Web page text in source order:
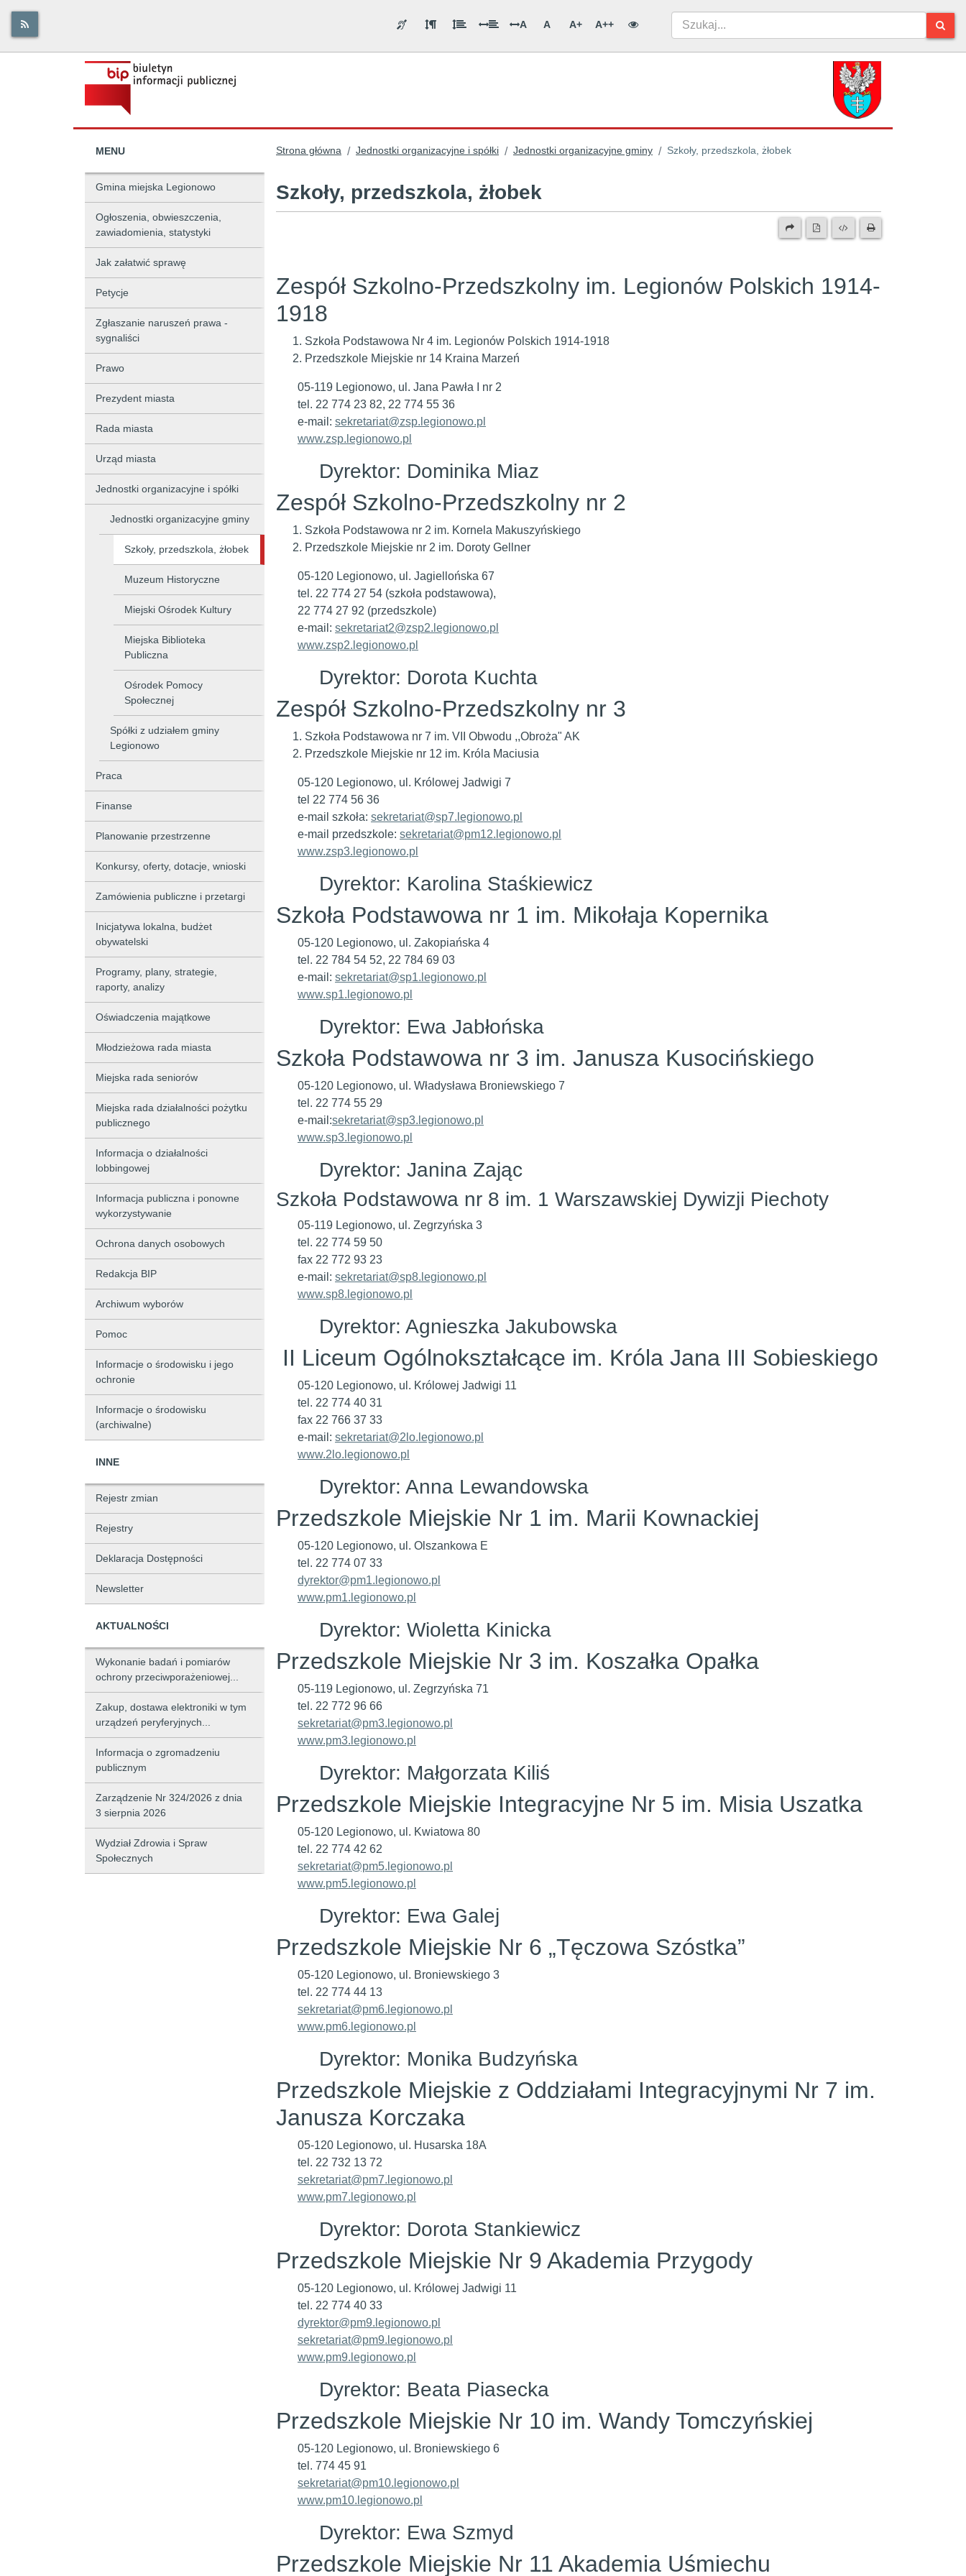
A A A+ A++
MENU
Gmina miejska Legionowo
Ogłoszenia, obwieszczenia,
zawiadomienia, statystyki
Jak załatwić sprawę
Petycje
Zgłaszanie naruszeń prawa -
sygnaliści
Prawo
Prezydent miasta
Rada miasta
Urząd miasta
Jednostki organizacyjne i spółki
Jednostki organizacyjne gminy
Szkoły, przedszkola, żłobek
Muzeum Historyczne
Miejski Ośrodek Kultury
Miejska Biblioteka
Publiczna
Ośrodek Pomocy
Społecznej
Spółki z udziałem gminy
Legionowo
Praca
Finanse
Planowanie przestrzenne
Konkursy, oferty, dotacje, wnioski
Zamówienia publiczne i przetargi
Inicjatywa lokalna, budżet
obywatelski
Programy, plany, strategie,
raporty, analizy
Oświadczenia majątkowe
Młodzieżowa rada miasta
Miejska rada seniorów
Miejska rada działalności pożytku
publicznego
Informacja o działalności
lobbingowej
Informacja publiczna i ponowne
wykorzystywanie
Ochrona danych osobowych
Redakcja BIP
Archiwum wyborów
Pomoc
Informacje o środowisku i jego
ochronie
Informacje o środowisku
(archiwalne)
INNE
Rejestr zmian
Rejestry
Deklaracja Dostępności
Newsletter
AKTUALNOŚCI
Wykonanie badań i pomiarów
ochrony przeciwporażeniowej...
Zakup, dostawa elektroniki w tym
urządzeń peryferyjnych...
Informacja o zgromadzeniu
publicznym
Zarządzenie Nr 324/2026 z dnia
3 sierpnia 2026
Wydział Zdrowia i Spraw
Społecznych
Strona główna / Jednostki organizacyjne i spółki / Jednostki organizacyjne gminy / Szkoły, przedszkola, żłobek
Szkoły, przedszkola, żłobek
Zespół Szkolno-Przedszkolny im. Legionów Polskich 1914-
1918
Szkoła Podstawowa Nr 4 im. Legionów Polskich 1914-1918
Przedszkole Miejskie nr 14 Kraina Marzeń
05-119 Legionowo, ul. Jana Pawła I nr 2
tel. 22 774 23 82, 22 774 55 36
e-mail: sekretariat@zsp.legionowo.pl
www.zsp.legionowo.pl
Dyrektor: Dominika Miaz
Zespół Szkolno-Przedszkolny nr 2
Szkoła Podstawowa nr 2 im. Kornela Makuszyńskiego
Przedszkole Miejskie nr 2 im. Doroty Gellner
05-120 Legionowo, ul. Jagiellońska 67
tel. 22 774 27 54 (szkoła podstawowa),
22 774 27 92 (przedszkole)
e-mail: sekretariat2@zsp2.legionowo.pl
www.zsp2.legionowo.pl
Dyrektor: Dorota Kuchta
Zespół Szkolno-Przedszkolny nr 3
Szkoła Podstawowa nr 7 im. VII Obwodu ,,Obroża" AK
Przedszkole Miejskie nr 12 im. Króla Maciusia
05-120 Legionowo, ul. Królowej Jadwigi 7
tel 22 774 56 36
e-mail szkoła: sekretariat@sp7.legionowo.pl
e-mail przedszkole: sekretariat@pm12.legionowo.pl
www.zsp3.legionowo.pl
Dyrektor: Karolina Staśkiewicz
Szkoła Podstawowa nr 1 im. Mikołaja Kopernika
05-120 Legionowo, ul. Zakopiańska 4
tel. 22 784 54 52, 22 784 69 03
e-mail: sekretariat@sp1.legionowo.pl
www.sp1.legionowo.pl
Dyrektor: Ewa Jabłońska
Szkoła Podstawowa nr 3 im. Janusza Kusocińskiego
05-120 Legionowo, ul. Władysława Broniewskiego 7
tel. 22 774 55 29
e-mail:sekretariat@sp3.legionowo.pl
www.sp3.legionowo.pl
Dyrektor: Janina Zając
Szkoła Podstawowa nr 8 im. 1 Warszawskiej Dywizji Piechoty
05-119 Legionowo, ul. Zegrzyńska 3
tel. 22 774 59 50
fax 22 772 93 23
e-mail: sekretariat@sp8.legionowo.pl
www.sp8.legionowo.pl
Dyrektor: Agnieszka Jakubowska
II Liceum Ogólnokształcące im. Króla Jana III Sobieskiego
05-120 Legionowo, ul. Królowej Jadwigi 11
tel. 22 774 40 31
fax 22 766 37 33
e-mail: sekretariat@2lo.legionowo.pl
www.2lo.legionowo.pl
Dyrektor: Anna Lewandowska
Przedszkole Miejskie Nr 1 im. Marii Kownackiej
05-120 Legionowo, ul. Olszankowa E
tel. 22 774 07 33
dyrektor@pm1.legionowo.pl
www.pm1.legionowo.pl
Dyrektor: Wioletta Kinicka
Przedszkole Miejskie Nr 3 im. Koszałka Opałka
05-119 Legionowo, ul. Zegrzyńska 71
tel. 22 772 96 66
sekretariat@pm3.legionowo.pl
www.pm3.legionowo.pl
Dyrektor: Małgorzata Kiliś
Przedszkole Miejskie Integracyjne Nr 5 im. Misia Uszatka
05-120 Legionowo, ul. Kwiatowa 80
tel. 22 774 42 62
sekretariat@pm5.legionowo.pl
www.pm5.legionowo.pl
Dyrektor: Ewa Galej
Przedszkole Miejskie Nr 6 „Tęczowa Szóstka”
05-120 Legionowo, ul. Broniewskiego 3
tel. 22 774 44 13
sekretariat@pm6.legionowo.pl
www.pm6.legionowo.pl
Dyrektor: Monika Budzyńska
Przedszkole Miejskie z Oddziałami Integracyjnymi Nr 7 im.
Janusza Korczaka
05-120 Legionowo, ul. Husarska 18A
tel. 22 732 13 72
sekretariat@pm7.legionowo.pl
www.pm7.legionowo.pl
Dyrektor: Dorota Stankiewicz
Przedszkole Miejskie Nr 9 Akademia Przygody
05-120 Legionowo, ul. Królowej Jadwigi 11
tel. 22 774 40 33
dyrektor@pm9.legionowo.pl
sekretariat@pm9.legionowo.pl
www.pm9.legionowo.pl
Dyrektor: Beata Piasecka
Przedszkole Miejskie Nr 10 im. Wandy Tomczyńskiej
05-120 Legionowo, ul. Broniewskiego 6
tel. 774 45 91
sekretariat@pm10.legionowo.pl
www.pm10.legionowo.pl
Dyrektor: Ewa Szmyd
Przedszkole Miejskie Nr 11 Akademia Uśmiechu